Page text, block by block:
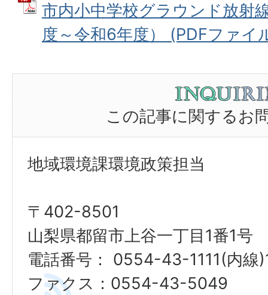
市内小中学校グラウンド放射
度～令和6年度） (PDFファイ
この記事に関するお
地域環境課環境政策担当
〒402-8501
山梨県都留市上谷一丁目1番1号
電話番号： 0554-43-1111(内線
ファクス：0554-43-5049